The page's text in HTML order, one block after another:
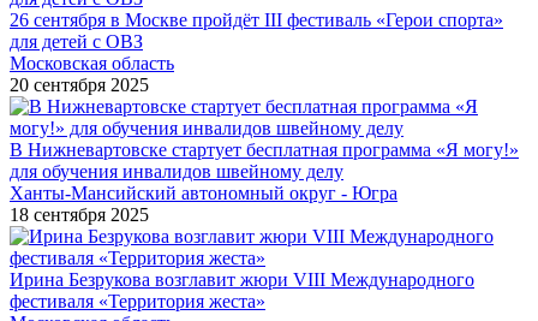
26 сентября в Москве пройдёт III фестиваль «Герои спорта»
для детей с ОВЗ
Московская область
20 сентября 2025
В Нижневартовске стартует бесплатная программа «Я могу!»
для обучения инвалидов швейному делу
Ханты-Мансийский автономный округ - Югра
18 сентября 2025
Ирина Безрукова возглавит жюри VIII Международного
фестиваля «Территория жеста»